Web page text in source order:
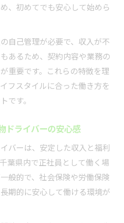
、初めてでも安心して始めら
自己管理が必要で、収入が不
あるため、契約内容や業務の
重要です。これらの特徴を理
フスタイルに合った働き方を
です。
ドライバーの安心感
バーは、安定した収入と福利
葉県内で正社員として働く場
般的で、社会保険や労働保険
期的に安心して働ける環境が